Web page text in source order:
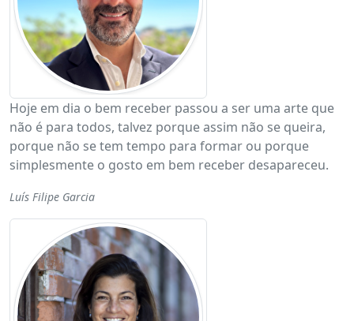
Hoje em dia o bem receber passou a ser uma arte que
não é para todos, talvez porque assim não se queira,
porque não se tem tempo para formar ou porque
simplesmente o gosto em bem receber desapareceu.
Luís Filipe Garcia